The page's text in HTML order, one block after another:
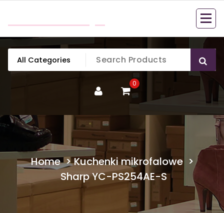
content
0
Home>Kuchenki mikrofalowe>
Sharp YC-PS254AE-S